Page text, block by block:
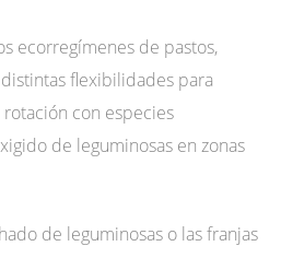
ecorregímenes de pastos,
flexibilidades para
con especies
de leguminosas en zonas
de leguminosas o las franjas